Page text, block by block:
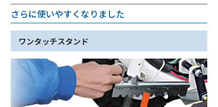
さらに使いやすくなりました
ワンタッチスタンド